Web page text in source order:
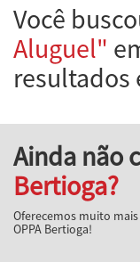
Você
Aluguel"
resultados
Ainda não
Bertioga?
Oferecemos muito
OPPA Bertioga!